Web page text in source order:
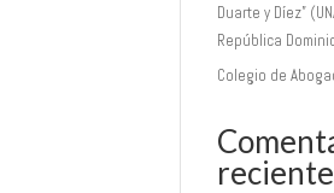
Duarte y Díez”
República
Colegio de